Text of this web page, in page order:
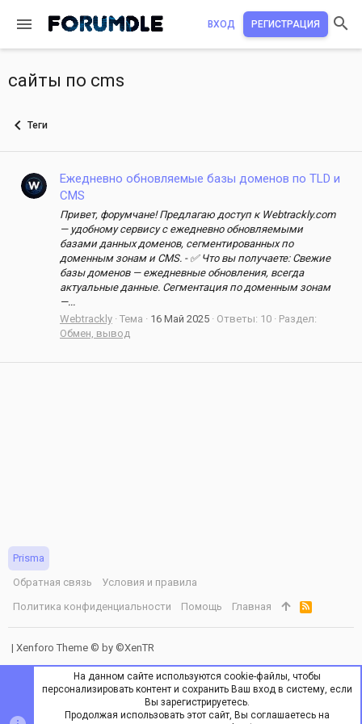
ВХОД РЕГИСТРАЦИЯ
сайты по cms
Теги
Ежедневно обновляемые базы доменов по TLD и
CMS
Привет, форумчане! Предлагаю доступ к Webtrackly.com
— удобному сервису с ежедневно обновляемыми
базами данных доменов, сегментированных по
доменным зонам и CMS. - ✅ Что вы получаете: Свежие
базы доменов — ежедневные обновления, всегда
актуальные данные. Сегментация по доменным зонам
—...
Webtrackly Тема 16 Май 2025 Ответы: 10
Раздел:
Обмен, вывод
Prisma
Обратная связь
Условия и правила
Политика конфиденциальности
Помощь Главная
R
S
S
| Xenforo Theme © by ©XenTR
На данном сайте используются cookie-файлы, чтобы
персонализировать контент и сохранить Ваш вход в систему, если
Вы зарегистрируетесь.
Продолжая использовать этот сайт, Вы соглашаетесь на